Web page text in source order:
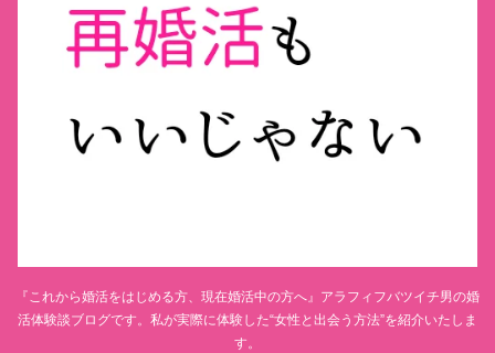
『これから婚活をはじめる方、現在婚活中の方へ』アラフィフバツイチ男の婚
活体験談ブログです。私が実際に体験した“女性と出会う方法”を紹介いたしま
す。